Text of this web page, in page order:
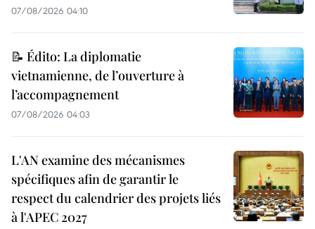
07/08/2026 04:10
📝 Édito: La diplomatie
vietnamienne, de l’ouverture à
l’accompagnement
07/08/2026 04:03
L'AN examine des mécanismes
spécifiques afin de garantir le
respect du calendrier des projets liés
à l'APEC 2027